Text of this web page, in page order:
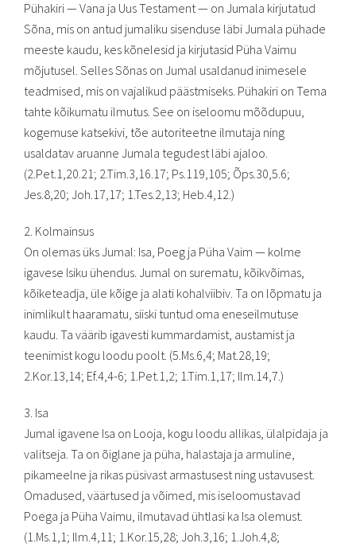
Pühakiri — Vana ja Uus Testament — on Jumala kirjutatud
Sõna, mis on antud jumaliku sisenduse läbi Jumala pühade
meeste kaudu, kes kõnelesid ja kirjutasid Püha Vaimu
mõjutusel. Selles Sõnas on Jumal usaldanud inimesele
teadmised, mis on vajalikud päästmiseks. Pühakiri on Tema
tahte kõikumatu ilmutus. See on iseloomu mõõdupuu,
kogemuse katsekivi, tõe autoriteetne ilmutaja ning
usaldatav aruanne Jumala tegudest läbi ajaloo.
(2.Pet.1,20.21; 2.Tim.3,16.17; Ps.119,105; Õps.30,5.6;
Jes.8,20; Joh.17,17; 1.Tes.2,13; Heb.4,12.)
2. Kolmainsus
On olemas üks Jumal: Isa, Poeg ja Püha Vaim — kolme
igavese Isiku ühendus. Jumal on surematu, kõikvõimas,
kõiketeadja, üle kõige ja alati kohalviibiv. Ta on lõpmatu ja
inimlikult haaramatu, siiski tuntud oma eneseilmutuse
kaudu. Ta väärib igavesti kummardamist, austamist ja
teenimist kogu loodu poolt. (5.Ms.6,4; Mat.28,19;
2.Kor.13,14; Ef.4,4-6; 1.Pet.1,2; 1.Tim.1,17; Ilm.14,7.)
3. Isa
Jumal igavene Isa on Looja, kogu loodu allikas, ülalpidaja ja
valitseja. Ta on õiglane ja püha, halastaja ja armuline,
pikameelne ja rikas püsivast armastusest ning ustavusest.
Omadused, väärtused ja võimed, mis iseloomustavad
Poega ja Püha Vaimu, ilmutavad ühtlasi ka Isa olemust.
(1.Ms.1,1; Ilm.4,11; 1.Kor.15,28; Joh.3,16; 1.Joh.4,8;